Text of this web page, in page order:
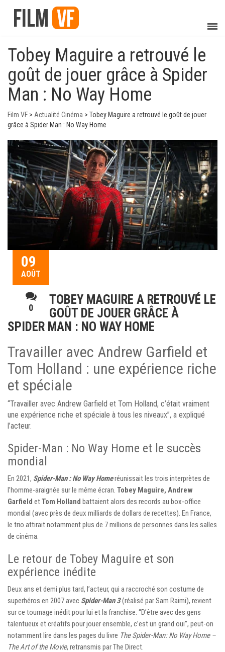
Tobey Maguire a retrouvé le
goût de jouer grâce à Spider
Man : No Way Home
Film VF > Actualité Cinéma > Tobey Maguire a retrouvé le goût de jouer
grâce à Spider Man : No Way Home
09
AOÛT
0
TOBEY MAGUIRE A RETROUVÉ LE
GOÛT DE JOUER GRÂCE À
SPIDER MAN : NO WAY HOME
Travailler avec Andrew Garfield et
Tom Holland : une expérience riche
et spéciale
“Travailler avec Andrew Garfield et Tom Holland, c’était vraiment
une expérience riche et spéciale à tous les niveaux”, a expliqué
l’acteur.
Spider-Man : No Way Home et le succès
mondial
En 2021, Spider-Man : No Way Homeréunissait les trois interprètes de
l’homme-araignée sur le même écran. Tobey Maguire, Andrew
Garfield etTom Holland battaient alors des records au box-office
mondial (avec près de deux milliards de dollars de recettes). En France,
le trio attirait notamment plus de 7 millions de personnes dans les salles
de cinéma.
Le retour de Tobey Maguire et son
expérience inédite
Deux ans et demi plus tard, l’acteur, qui a raccroché son costume de
superhéros en 2007 avec Spider-Man 3(réalisé par Sam Raimi), revient
sur ce tournage inédit pour lui et la franchise. “D’être avec des gens
talentueux et créatifs pour jouer ensemble, c’est un grand oui”, peut-on
notamment lire dans les pages du livre The Spider-Man: No Way Home –
The Art of the Movie, retransmis par The Direct.